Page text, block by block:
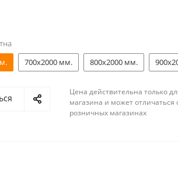
700x2000 мм. 800x2000 мм.
Цена действительна только
магазина и может отличаться
розничных магазинах